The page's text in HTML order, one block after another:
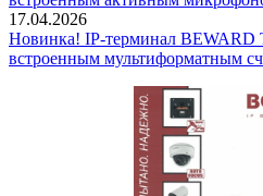
17.04.2026
Новинка! IP-терминал BEWARD
встроенным мультиформатным